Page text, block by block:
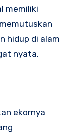
memiliki
hidup di alam
nyata.
ekornya